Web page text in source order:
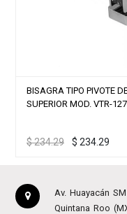
BISAGRA TIPO PIVOTE
SUPERIOR MOD. VTR-127
$234.29 $ 234.29
Av. Huayacán
Quintana Roo